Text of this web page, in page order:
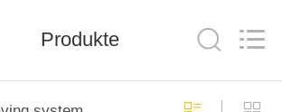
Produkte